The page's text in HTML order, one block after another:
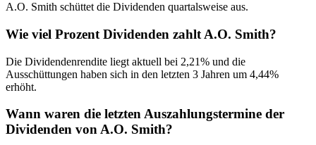
A.O. Smith schüttet die Dividenden quartalsweise aus.
Wie viel Prozent Dividenden zahlt A.O. Smith?
Die Dividendenrendite liegt aktuell bei 2,21% und die
Ausschüttungen haben sich in den letzten 3 Jahren um 4,44%
erhöht.
Wann waren die letzten Auszahlungstermine der
Dividenden von A.O. Smith?